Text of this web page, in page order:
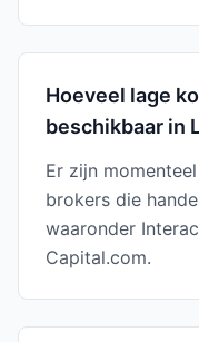
Hoeveel lage
beschikbaar in
Er zijn
brokers die
waaronder
Capital.com.